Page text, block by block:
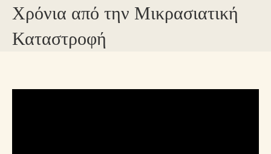
Χρόνια από την Μικρασιατική
Καταστροφή